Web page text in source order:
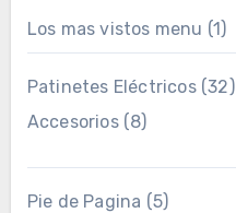
Los mas vistos menu (1)
Patinetes Eléctricos(32)
Accesorios(8)
Pie de Pagina (5)